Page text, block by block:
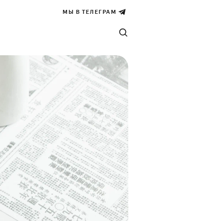
МЫ В ТЕЛЕГРАМ